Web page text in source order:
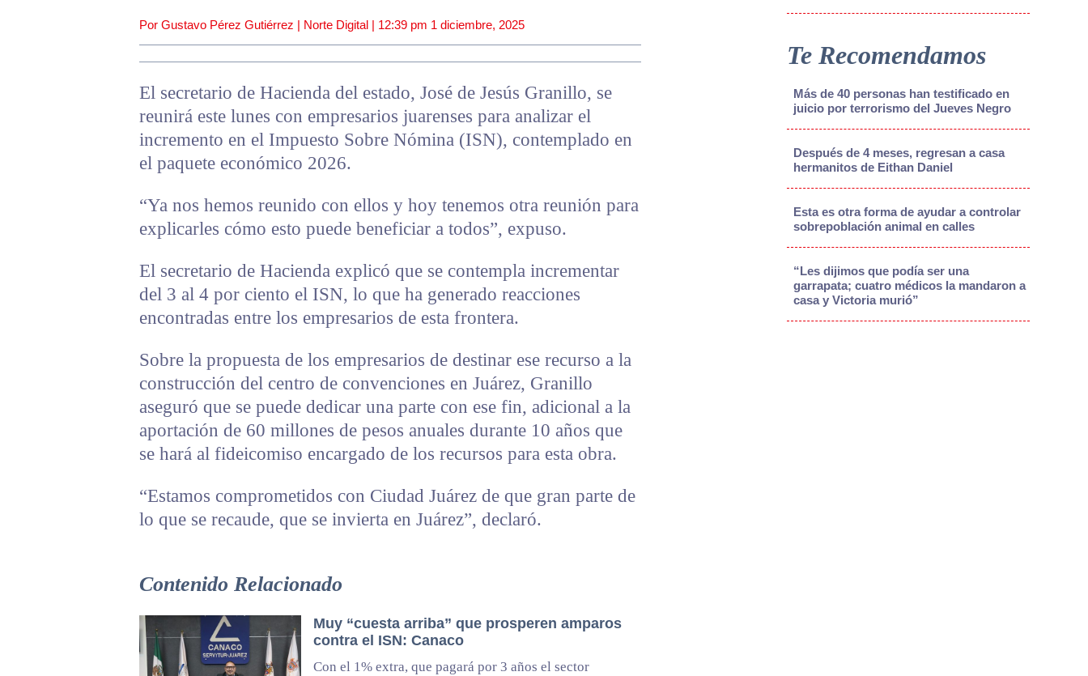
Por Gustavo Pérez Gutiérrez | Norte Digital | 12:39 pm 1 diciembre, 2025
El secretario de Hacienda del estado, José de Jesús Granillo, se
reunirá este lunes con empresarios juarenses para analizar el
incremento en el Impuesto Sobre Nómina (ISN), contemplado en
el paquete económico 2026.
“Ya nos hemos reunido con ellos y hoy tenemos otra reunión para
explicarles cómo esto puede beneficiar a todos”, expuso.
El secretario de Hacienda explicó que se contempla incrementar
del 3 al 4 por ciento el ISN, lo que ha generado reacciones
encontradas entre los empresarios de esta frontera.
Sobre la propuesta de los empresarios de destinar ese recurso a la
construcción del centro de convenciones en Juárez, Granillo
aseguró que se puede dedicar una parte con ese fin, adicional a la
aportación de 60 millones de pesos anuales durante 10 años que
se hará al fideicomiso encargado de los recursos para esta obra.
“Estamos comprometidos con Ciudad Juárez de que gran parte de
lo que se recaude, que se invierta en Juárez”, declaró.
Contenido Relacionado
Muy “cuesta arriba” que prosperen amparos
contra el ISN: Canaco
Con el 1% extra, que pagará por 3 años el sector
Te Recomendamos
Más de 40 personas han testificado en
juicio por terrorismo del Jueves Negro
Después de 4 meses, regresan a casa
hermanitos de Eithan Daniel
Esta es otra forma de ayudar a controlar
sobrepoblación animal en calles
“Les dijimos que podía ser una
garrapata; cuatro médicos la mandaron a
casa y Victoria murió”